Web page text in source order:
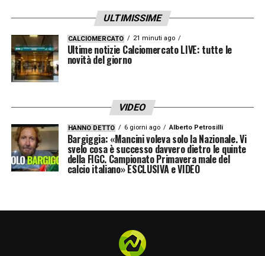
ULTIMISSIME
CALCIOMERCATO 21 minuti ago
Ultime notizie Calciomercato LIVE: tutte le
novità del giorno
VIDEO
HANNO DETTO 6 giorni ago Alberto Petrosilli
Bargiggia: «Mancini voleva solo la Nazionale. Vi
svelo cosa è successo davvero dietro le quinte
della FIGC. Campionato Primavera male del
calcio italiano» ESCLUSIVA e VIDEO